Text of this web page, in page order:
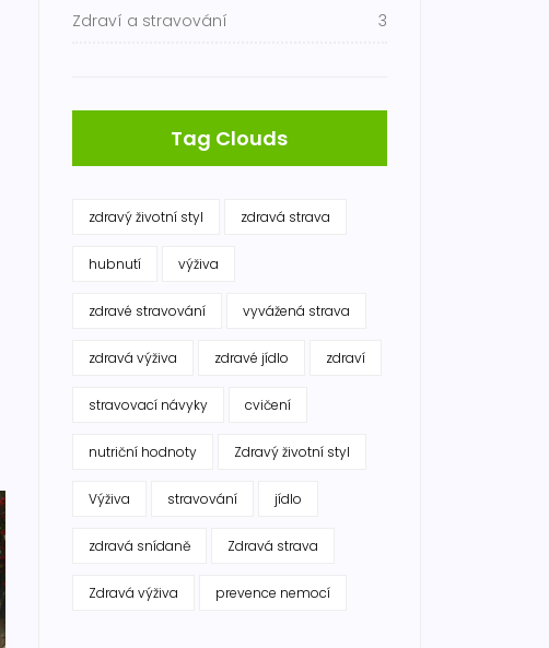
Zdraví a stravování 3
Tag Clouds
zdravý životní styl zdravá strava
hubnutí výživa
zdravé stravování vyvážená strava
zdravá výživa zdravé jídlo zdraví
stravovací návyky cvičení
nutriční hodnoty Zdravý životní styl
Výživa stravování jídlo
zdravá snídaně Zdravá strava
Zdravá výživa prevence nemocí